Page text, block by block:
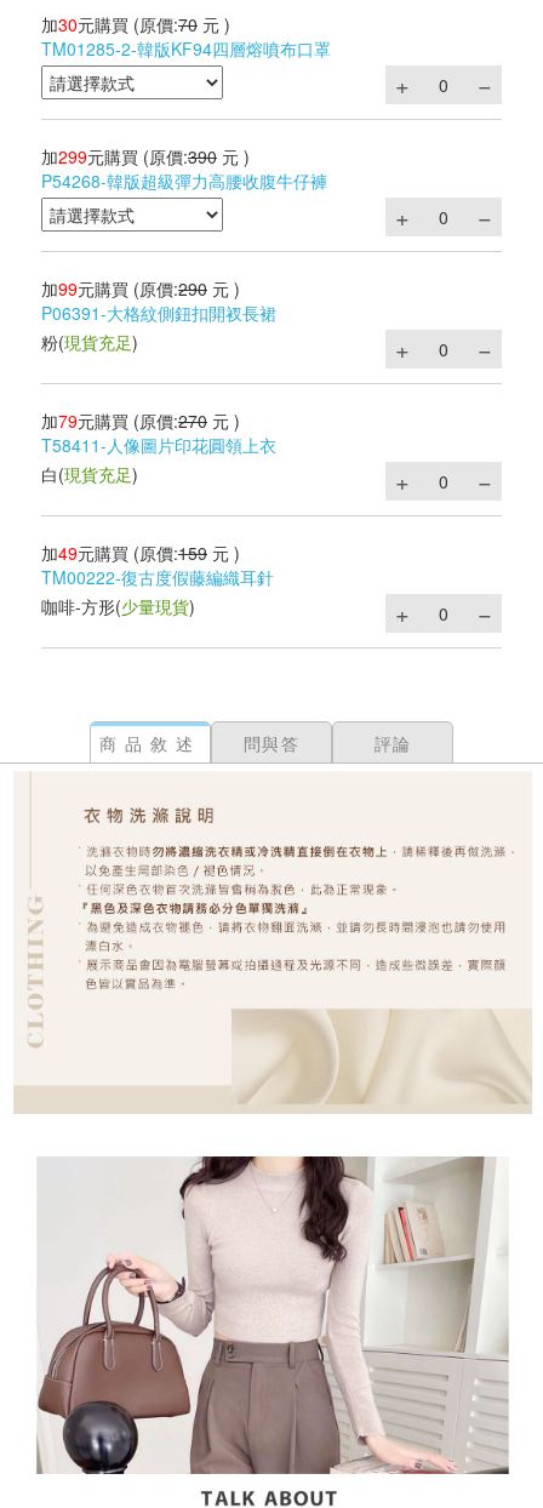
加30元購買 (原價:70 元 )
TM01285-2-韓版KF94四層熔噴布口罩
加299元購買 (原價:390 元 )
P54268-韓版超級彈力高腰收腹牛仔褲
加99元購買 (原價:290 元 )
P06391-大格紋側鈕扣開衩長裙
粉(現貨充足)
加79元購買 (原價:270 元 )
T58411-人像圖片印花圓領上衣
白(現貨充足)
加49元購買 (原價:159 元 )
TM00222-復古度假藤編織耳針
咖啡-方形(少量現貨)
商品敘述 問與答 評論